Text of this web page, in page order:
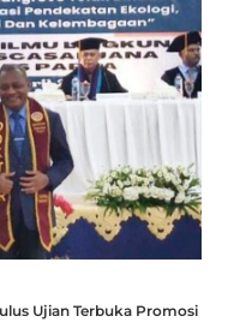
Ujian Terbuka Promosi